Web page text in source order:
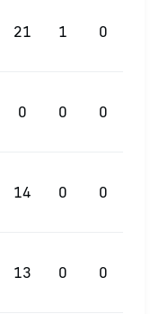
21 1 0
0 0 0
14 0 0
13 0 0